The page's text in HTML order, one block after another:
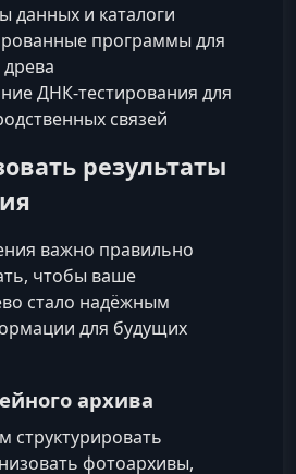
данных и каталоги
программы для
ДНК‑тестирования для
связей
результаты
важно правильно
чтобы ваше
стало надёжным
для будущих
архива
структурировать
фотоархивы,